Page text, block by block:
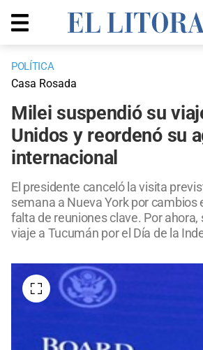
POLÍTICA
Casa Rosada
Milei suspendió su
Unidos y reordenó su
internacional
El presidente canceló la visita
semana a Nueva York por cambios
falta de reuniones clave. Por ahora,
viaje a Tucumán por el Día de la